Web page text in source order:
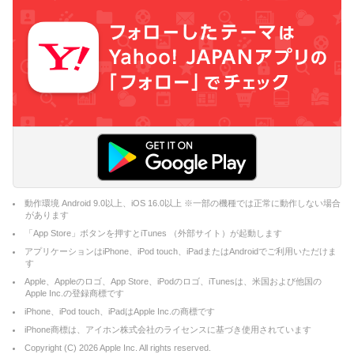
動作環境 Android 9.0以上、iOS 16.0以上 ※一部の機種では正常に動作しない場合
があります
「App Store」ボタンを押すとiTunes （外部サイト）が起動します
アプリケーションはiPhone、iPod touch、iPadまたはAndroidでご利用いただけま
す
Apple、Appleのロゴ、App Store、iPodのロゴ、iTunesは、米国および他国の
Apple Inc.の登録商標です
iPhone、iPod touch、iPadはApple Inc.の商標です
iPhone商標は、アイホン株式会社のライセンスに基づき使用されています
Copyright (C) 2026Apple Inc. All rights reserved.